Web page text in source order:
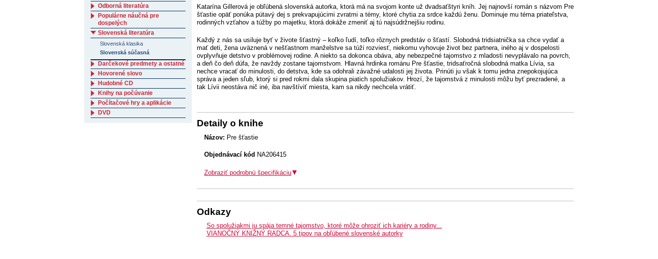
Katarína Gillerová je obľúbená slovenská autorka, ktorá má na svojom konte už dvadsaťštyri kníh. Jej najnovší román s názvom Pre
šťastie opäť ponúka pútavý dej s prekvapujúcimi zvratmi a témy, ktoré chytia za srdce každú ženu. Dominuje mu téma priateľstva,
rodinných vzťahov a túžby po majetku, ktorá dokáže zmeniť aj tú najsúdržnejšiu rodinu.
Každý z nás sa usiluje byť v živote šťastný – koľko ľudí, toľko rôznych predstáv o šťastí. Slobodná tridsiatnička sa chce vydať a
mať deti, žena uväznená v nešťastnom manželstve sa túži rozviesť, niekomu vyhovuje život bez partnera, iného aj v dospelosti
ovplyvňuje detstvo v problémovej rodine. A niekto sa dokonca obáva, aby nebezpečné tajomstvo z mladosti nevyplávalo na povrch,
a deň čo deň dúfa, že navždy zostane tajomstvom. Hlavná hrdinka románu Pre šťastie, tridsaťročná slobodná matka Lívia, sa
nechce vracať do minulosti, do detstva, kde sa odohrali závažné udalosti jej života. Prinúti ju však k tomu jedna znepokojujúca
správa a jeden sľub, ktorý si pred rokmi dala skupina piatich spolužiakov. Hrozí, že tajomstvá z minulosti môžu byť prezradené, a
tak Lívii neostáva nič iné, iba navštíviť miesta, kam sa nikdy nechcela vrátiť.
Detaily o knihe
Názov: Pre šťastie
Objednávací kód NA206415
Zobraziť podrobnú špecifikáciu
Odkazy
So spolužiakmi ju spája temné tajomstvo, ktoré môže ohroziť ich kariéry a rodiny...
VIANOČNÝ KNIŽNÝ RADCA. 5 tipov na obľúbené slovenské autorky
Odborná literatúra
Populárne náučná pre
dospelých
Slovenská literatúra
Slovenská klasika
Slovenská súčasná
Darčekové predmety a ostatné
Hovorené slovo
Hudobné CD
Knihy na počúvanie
Počítačové hry a aplikácie
DVD